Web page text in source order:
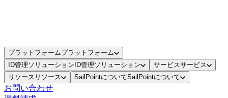
プラットフォームプラットフォーム
ID管理ソリューション ID管理ソリューション サービスサービス
リソース リソース SailPointについてSailPointについて
お問い合わせ